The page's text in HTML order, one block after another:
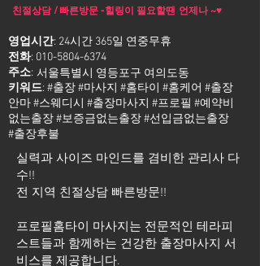
친절상담 / 빠른방문 -힐링이 필요할땐 언제나 ~♥
영업시간: 24시간 365일 연중무휴
전화: 010-5804-6374
주소:
키워드: #출장 #마사지 #홈타이 #홈케어 #출장
안마 #스웨디시 #출장마사지 #프로필 #예약비
없는출장 #보증금없는출장 #선입금없는출장
#출장후불
서울특별시 영등포구 여의도동
실력과 사이즈 마인드를 겸비한 관리사 다
수!!
전 지역 친절상담 빠른방문!!
프로필홈타이 마사지는 전문적인 테라피
스트들과 함께하는 건강한 출장마사지 서
비스를 제공합니다.